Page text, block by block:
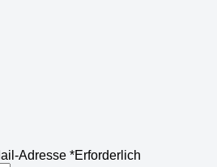
Adresse *Erforderlich